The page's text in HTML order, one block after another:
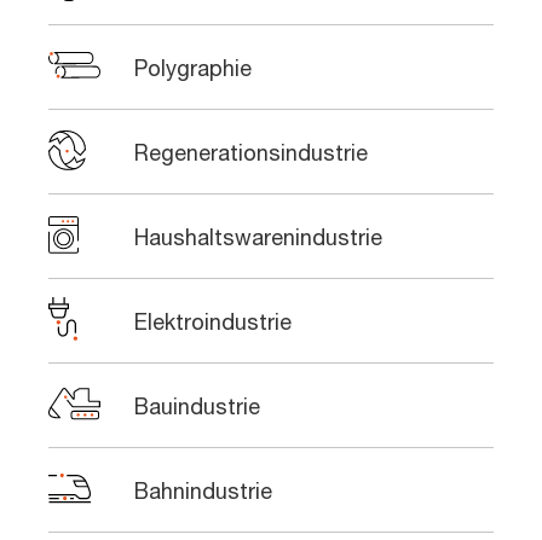
Polygraphie
Regenerationsindustrie
Haushaltswarenindustrie
Elektroindustrie
Bauindustrie
Bahnindustrie